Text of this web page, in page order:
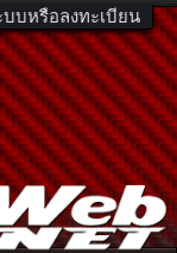
บบหรือลงทะเบียน